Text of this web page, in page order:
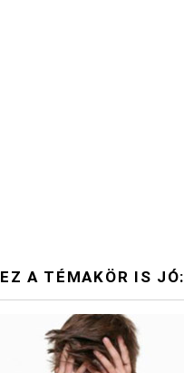
EZ A TÉMAKÖR IS JÓ: